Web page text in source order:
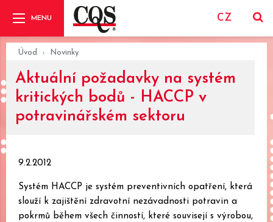
CZ
Úvod Novinky
Aktuální požadavky na systém
kritických bodů - HACCP v
potravinářském sektoru
9.2.2012
Systém HACCP je systém preventivních opatření, která
slouží k zajištění zdravotní nezávadnosti potravin a
pokrmů během všech činností, které souvisejí s výrobou,